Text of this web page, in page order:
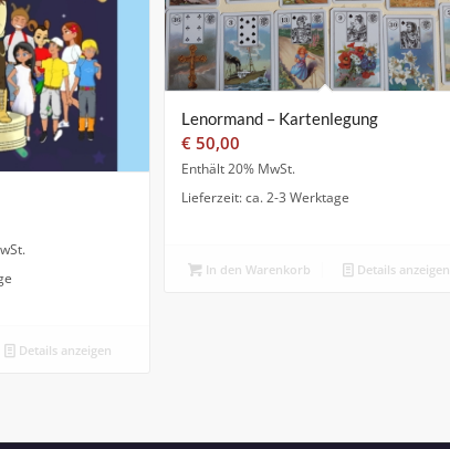
Details anzeigen
Lenormand – Kartenlegung
€ 50,00
Enthält 20% MwSt.
Lieferzeit: ca. 2-3 Werktage
In den Warenkorb Details anzeigen